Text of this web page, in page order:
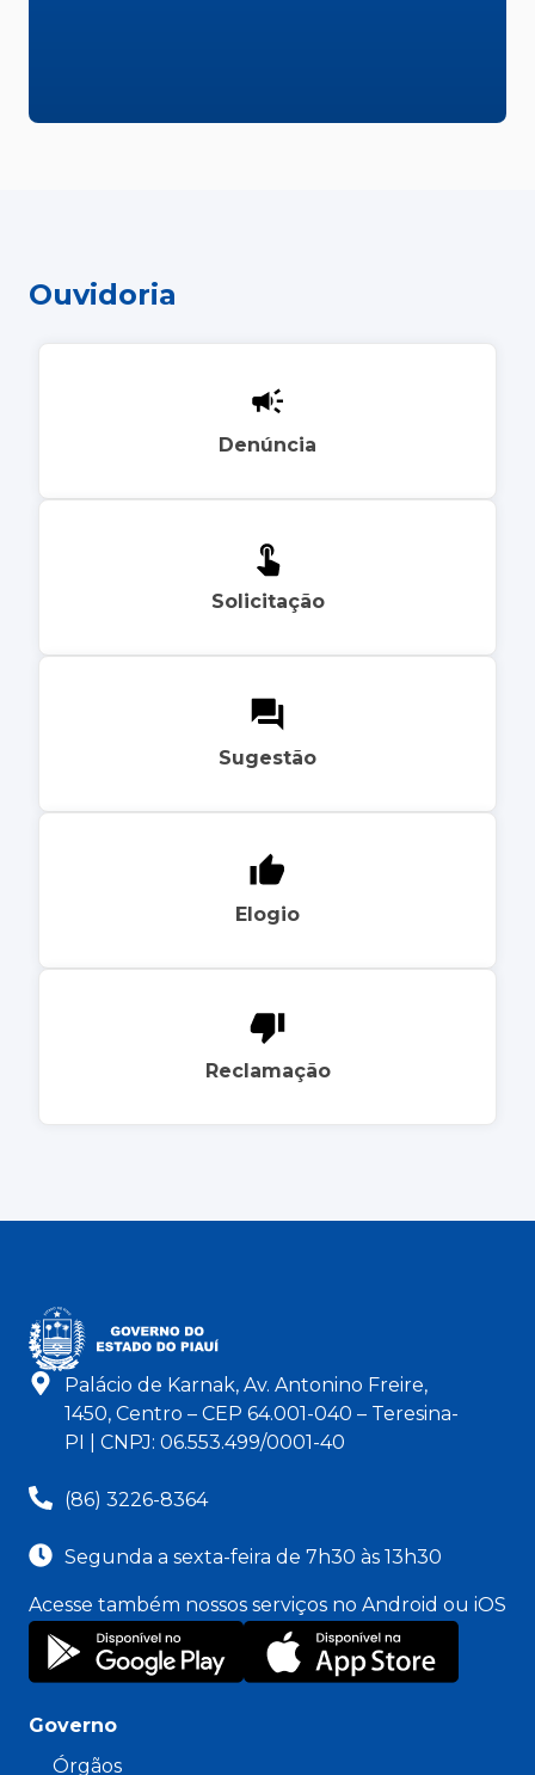
Ouvidoria
Denúncia
Solicitação
Sugestão
Elogio
Reclamação
Palácio de Karnak, Av. Antonino Freire,
1450, Centro – CEP 64.001-040 – Teresina-
PI | CNPJ: 06.553.499/0001-40
(86) 3226-8364
Segunda a sexta-feira de 7h30 às 13h30
Acesse também nossos serviços no Android ou iOS
Governo
Órgãos